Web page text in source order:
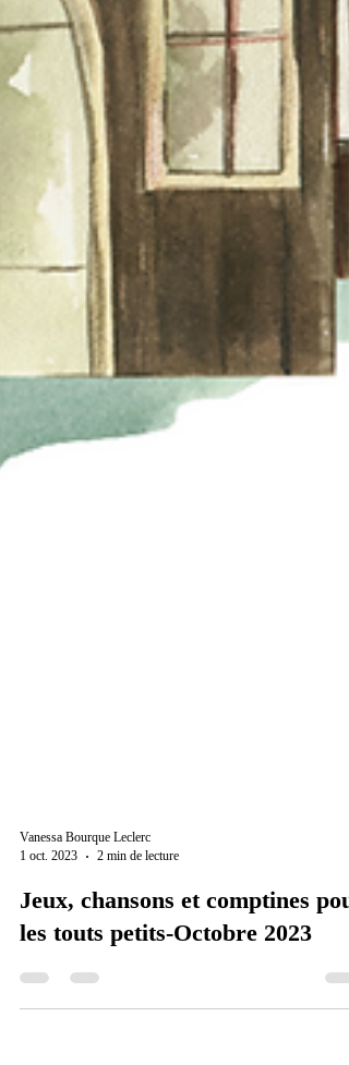
Vanessa Bourque Leclerc
1 oct. 2023
2 min de lecture
Jeux, chansons et comptines